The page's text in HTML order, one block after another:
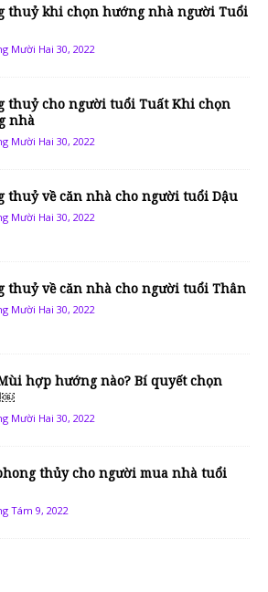
thuỷ khi chọn hướng nhà người Tuổi
Mười Hai 30, 2022
thuỷ cho người tuổi Tuất Khi chọn
nhà
Mười Hai 30, 2022
thuỷ về căn nhà cho người tuổi Dậu
Mười Hai 30, 2022
thuỷ về căn nhà cho người tuổi Thân
Mười Hai 30, 2022
hợp hướng nào? Bí quyết chọn
Mười Hai 30, 2022
thủy cho người mua nhà tuổi
Tám 9, 2022